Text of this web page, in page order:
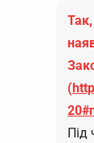
(
Під